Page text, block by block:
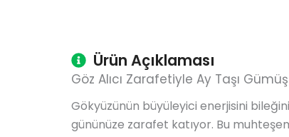
Ürün Açıklaması
Göz Alıcı Zarafetiyle Ay Taşı
Gökyüzünün büyüleyici enerjisini
gününüze zarafet katıyor. Bu